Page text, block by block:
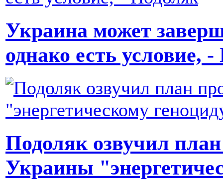
Украина может
однако есть условие,
Подоляк озвучил
Украины